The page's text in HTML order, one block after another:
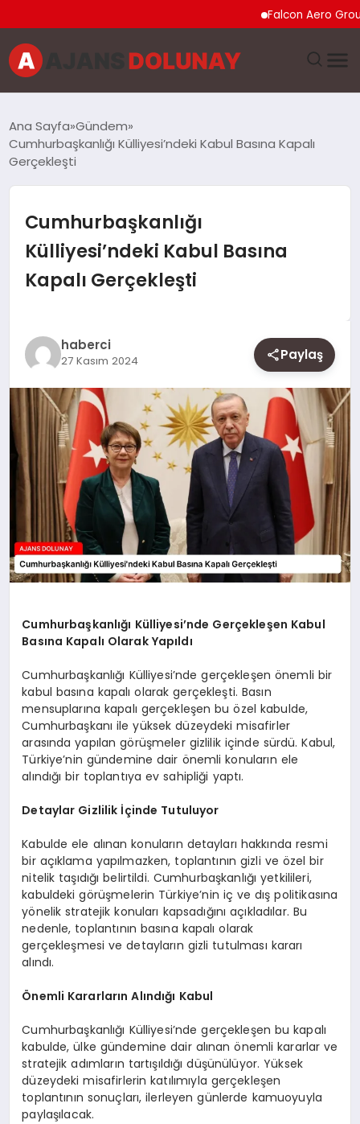
Falcon Aero Group,
EĞITIM
GÜNCEL
SAĞLIK
SIYASET
SPOR
YAŞAM
Ana Sayfa Gündem
Cumhurbaşkanlığı Külliyesi’ndeki Kabul Basına Kapalı
Gerçekleşti
Cumhurbaşkanlığı
Külliyesi’ndeki Kabul Basına
Kapalı Gerçekleşti
haberci
27 Kasım 2024 Paylaş
Cumhurbaşkanlığı Külliyesi’nde Gerçekleşen Kabul
Basına Kapalı Olarak Yapıldı
Cumhurbaşkanlığı Külliyesi’nde gerçekleşen önemli bir
kabul basına kapalı olarak gerçekleşti. Basın
mensuplarına kapalı gerçekleşen bu özel kabulde,
Cumhurbaşkanı ile yüksek düzeydeki misafirler
arasında yapılan görüşmeler gizlilik içinde sürdü. Kabul,
Türkiye’nin gündemine dair önemli konuların ele
alındığı bir toplantıya ev sahipliği yaptı.
Detaylar Gizlilik İçinde Tutuluyor
Kabulde ele alınan konuların detayları hakkında resmi
bir açıklama yapılmazken, toplantının gizli ve özel bir
nitelik taşıdığı belirtildi. Cumhurbaşkanlığı yetkilileri,
kabuldeki görüşmelerin Türkiye’nin iç ve dış politikasına
yönelik stratejik konuları kapsadığını açıkladılar. Bu
nedenle, toplantının basına kapalı olarak
gerçekleşmesi ve detayların gizli tutulması kararı
alındı.
Önemli Kararların Alındığı Kabul
Cumhurbaşkanlığı Külliyesi’nde gerçekleşen bu kapalı
kabulde, ülke gündemine dair alınan önemli kararlar ve
stratejik adımların tartışıldığı düşünülüyor. Yüksek
düzeydeki misafirlerin katılımıyla gerçekleşen
toplantının sonuçları, ilerleyen günlerde kamuoyuyla
paylaşılacak.